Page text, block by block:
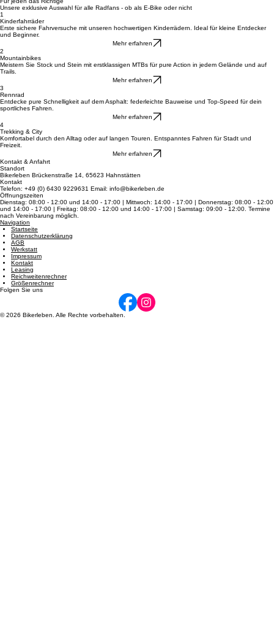
Software-Updates und Akku-Check, Laufrad-Zentrierung, Schaltungs- und Antriebsservice,
Reifen- und Schlauchwechsel sowie Zubehörmontage an.
Für jeden das Richtige
Unsere exklusive Auswahl für alle Radfans - ob als E-Bike oder nicht
1
Erste sichere Fahrversuche mit unseren hochwertigen Kinderrädern. Ideal für kleine Entdecker
und Beginner.
Mehr erfahren
2
Meistern Sie Stock und Stein mit erstklassigen MTBs für pure Action in jedem Gelände und auf
Trails.
Mehr erfahren
3
Entdecke pure Schnelligkeit auf dem Asphalt: federleichte Bauweise und Top-Speed für dein
sportliches Fahren.
Mehr erfahren
4
Komfortabel durch den Alltag oder auf langen Touren. Entspanntes Fahren für Stadt und
Freizeit.
Mehr erfahren
Kontakt & Anfahrt
Standort
Bikerleben Brückenstraße 14, 65623 Hahnstätten
Kontakt
Telefon: +49 (0) 6430 9229631 Email: info@bikerleben.de
Öffnungszeiten
Dienstag: 08:00 - 12:00 und 14:00 - 17:00 | Mittwoch: 14:00 - 17:00 | Donnerstag: 08:00 - 12:00
und 14:00 - 17:00 | Freitag: 08:00 - 12:00 und 14:00 - 17:00 | Samstag: 09:00 - 12:00. Termine
nach Vereinbarung möglich.
Navigation
Startseite
Datenschutzerklärung
AGB
Werkstatt
Impressum
Kontakt
Leasing